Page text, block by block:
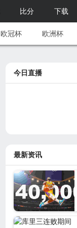
比分 下载
欧冠杯 欧洲杯
今日直播
最新资讯